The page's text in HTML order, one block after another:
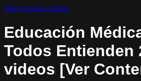
Skip to main content
Educación
Todos Entienden
videos [Ver